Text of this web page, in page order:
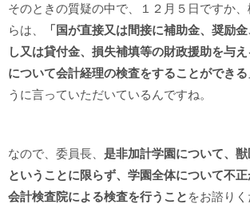
そのときの質疑の中で、１２月５日ですか
らは、
「国が直接又は間接に補助金、奨励
し又は貸付金、損失補填等の財政援助を与
について会計経理の検査をすることができる
うに言っていただいているんですね。
なので、委員長、 是非加計学園について、
ということに限らず、学園全体について不正
会計検査院による検査を行うこと をお諮りく